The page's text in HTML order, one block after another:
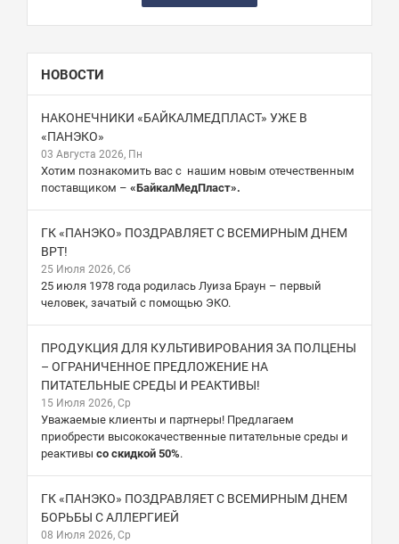
НОВОСТИ
НАКОНЕЧНИКИ «БАЙКАЛМЕДПЛАСТ» УЖЕ В
«ПАНЭКО»
03 Августа 2026, Пн
Хотим познакомить вас с нашим новым отечественным
поставщиком – «БайкалМедПласт».
ГК «ПАНЭКО» ПОЗДРАВЛЯЕТ С ВСЕМИРНЫМ ДНЕМ
ВРТ!
25 Июля 2026, Сб
25 июля 1978 года родилась Луиза Браун – первый
человек, зачатый с помощью ЭКО.
ПРОДУКЦИЯ ДЛЯ КУЛЬТИВИРОВАНИЯ ЗА ПОЛЦЕНЫ
– ОГРАНИЧЕННОЕ ПРЕДЛОЖЕНИЕ НА
ПИТАТЕЛЬНЫЕ СРЕДЫ И РЕАКТИВЫ!
15 Июля 2026, Ср
Уважаемые клиенты и партнеры! Предлагаем
приобрести высококачественные питательные среды и
реактивы со скидкой 50%.
ГК «ПАНЭКО» ПОЗДРАВЛЯЕТ С ВСЕМИРНЫМ ДНЕМ
БОРЬБЫ С АЛЛЕРГИЕЙ
08 Июля 2026, Ср